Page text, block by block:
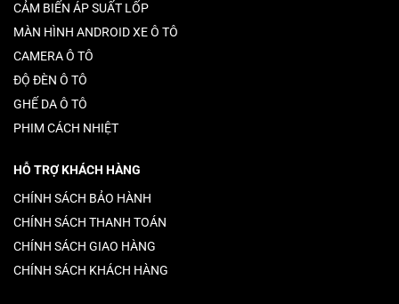
CẢM BIẾN ÁP SUẤT LỐP
MÀN HÌNH ANDROID XE Ô TÔ
CAMERA Ô TÔ
ĐỘ ĐÈN Ô TÔ
GHẾ DA Ô TÔ
PHIM CÁCH NHIỆT
HỖ TRỢ KHÁCH HÀNG
CHÍNH SÁCH BẢO HÀNH
CHÍNH SÁCH THANH TOÁN
CHÍNH SÁCH GIAO HÀNG
CHÍNH SÁCH KHÁCH HÀNG